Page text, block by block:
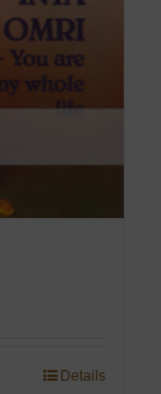
Details